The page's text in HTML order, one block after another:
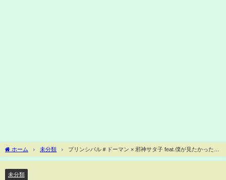
ホーム 未分類
プリンシパル＃ドーマン × 邪神サタ子 feat.僕が見たかった青
空【#OREN】【#オレン】#shorts
未分類